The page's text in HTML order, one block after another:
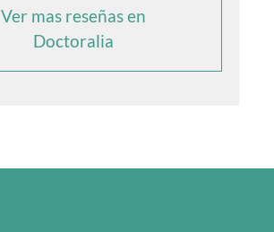
Ver mas reseñas en
Doctoralia